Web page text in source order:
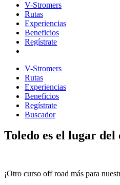
V-Stromers
Rutas
Experiencias
Beneficios
Regístrate
V-Stromers
Rutas
Experiencias
Beneficios
Regístrate
Buscador
Toledo es el lugar
¡Otro curso off road más para